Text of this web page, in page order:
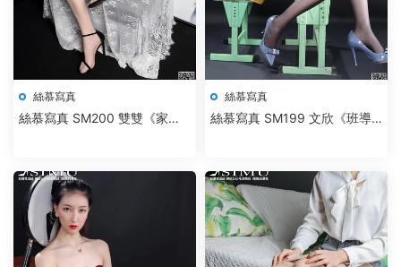
絲慕寫真
絲慕寫真 SM200 雙雙《家妻
絲慕寫真
絲慕寫真 SM199 文欣《班導